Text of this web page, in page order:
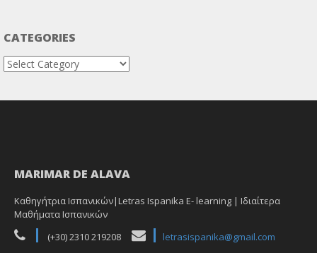
CATEGORIES
Categories
MARIMAR DE ALAVA
Καθηγήτρια Ισπανικών|Letras Ispanika E- learning | Ιδιαίτερα
Μαθήματα Ισπανικών
(+30) 2310 219208
letrasispanika@gmail.com